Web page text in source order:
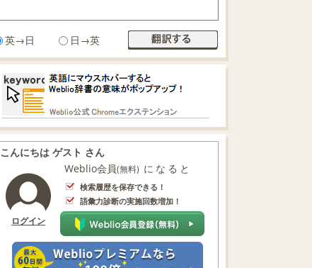
英→日 日→英
こんにちは ゲスト さん
ログイン
Weblio会員(無料) になると
検索履歴を保存できる！
語彙力診断の実施回数増加！